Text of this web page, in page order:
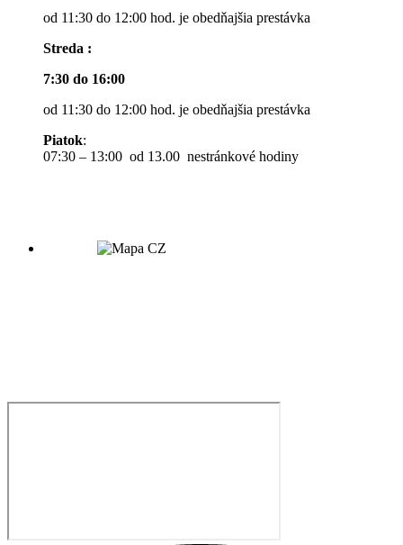
od 11:30 do 12:00 hod. je obedňajšia prestávka
Streda :
7:30 do 16:00
od 11:30 do 12:00 hod. je obedňajšia prestávka
Piatok:
07:30 – 13:00 od 13.00 nestránkové hodiny